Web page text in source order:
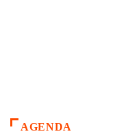
AGENDA